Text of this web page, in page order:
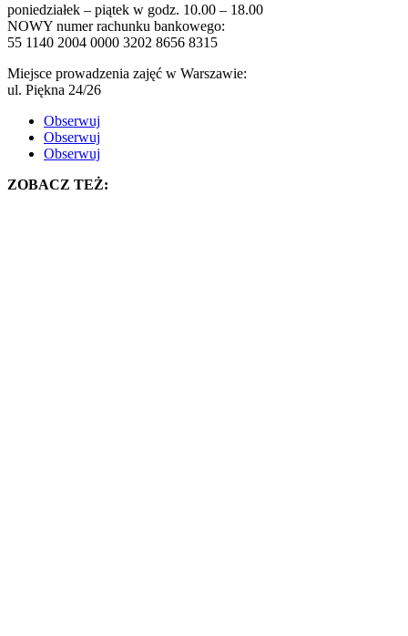
poniedziałek – piątek w godz. 10.00 – 18.00
NOWY numer rachunku bankowego:
55 1140 2004 0000 3202 8656 8315
Miejsce prowadzenia zajęć w Warszawie:
ul. Piękna 24/26
Obserwuj
Obserwuj
Obserwuj
ZOBACZ TEŻ: